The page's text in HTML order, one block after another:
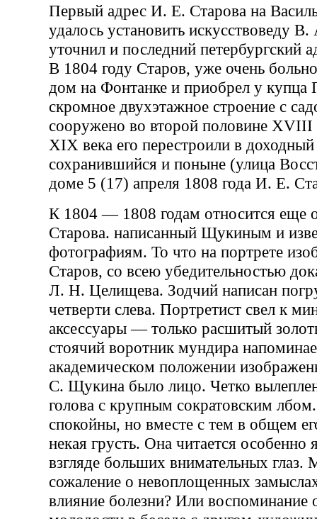
Первый адрес И. Е. Старова на
удалось установить искусствоведу
уточнил и последний петербургский
В 1804 году Старов, уже очень
дом на Фонтанке и приобрел у купца
скромное двухэтажное строение с
сооружено во второй половине XVIII
XIX века его перестроили в
сохранившийся и поныне (улица
доме 5 (17) апреля 1808 года И. Е.
К 1804 — 1808 годам относится еще
Старова. написанный Щукиным и
фотографиям. То что на портрете
Старов, со всею убедительностью
Л. Н. Целищева. Зодчий написан
четверти слева. Портретист свел к
аксессуары — только расшитый
стоячий воротник мундира
академическом положении
С. Щукина было лицо. Четко
голова с крупным сократовским
спокойны, но вместе с тем в общем
некая грусть. Она читается особенно
взгляде больших внимательных глаз.
сожаление о невоплощенных
влияние болезни? Или воспоминание